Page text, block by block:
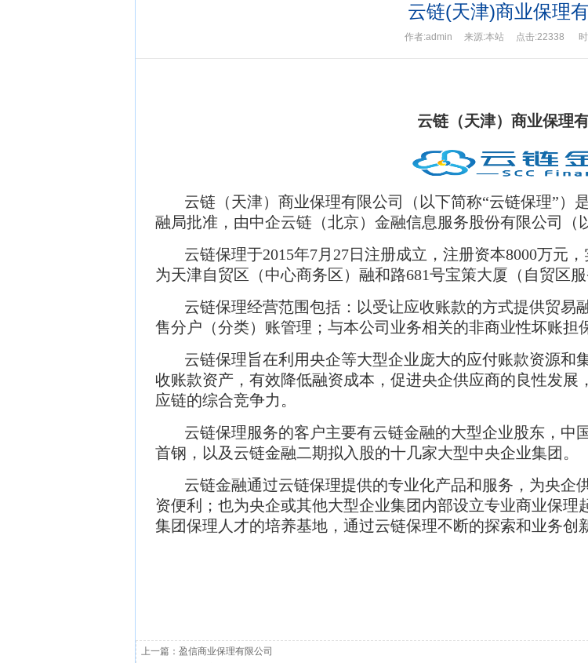
云链(天津)商业保理
作者:admin 来源:本站 点击:22338 时
云链（天津）商业保理
云链（天津）商业保理有限公司（以下简称“云链保理”）
融局批准，由中企云链（北京）金融信息服务股份有限公司（
云链保理于2015年7月27日注册成立，注册资本8000万元
为天津自贸区（中心商务区）融和路681号宝策大厦（自贸区服
云链保理经营范围包括：以受让应收账款的方式提供贸易
售分户（分类）账管理；与本公司业务相关的非商业性坏账担
云链保理旨在利用央企等大型企业庞大的应付账款资源和
收账款资产，有效降低融资成本，促进央企供应商的良性发
应链的综合竞争力。
云链保理服务的客户主要有云链金融的大型企业股东，中
首钢，以及云链金融二期拟入股的十几家大型中央企业集团。
云链金融通过云链保理提供的专业化产品和服务，为央企
资便利；也为央企或其他大型企业集团内部设立专业商业保
集团保理人才的培养基地，通过云链保理不断的探索和业务创
上一篇： 盈信商业保理有限公司